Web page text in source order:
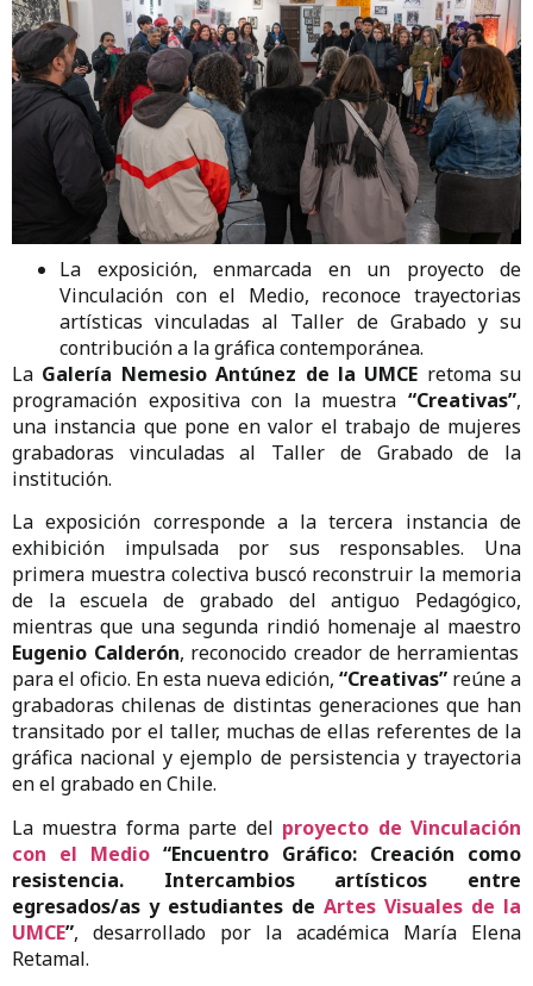
La exposición, enmarcada en un proyecto de
Vinculación con el Medio, reconoce trayectorias
artísticas vinculadas al Taller de Grabado y su
contribución a la gráfica contemporánea.
La Galería Nemesio Antúnez de la UMCE retoma su
programación expositiva con la muestra “Creativas”,
una instancia que pone en valor el trabajo de mujeres
grabadoras vinculadas al Taller de Grabado de la
institución.
La exposición corresponde a la tercera instancia de
exhibición impulsada por sus responsables. Una
primera muestra colectiva buscó reconstruir la memoria
de la escuela de grabado del antiguo Pedagógico,
mientras que una segunda rindió homenaje al maestro
Eugenio Calderón, reconocido creador de herramientas
para el oficio. En esta nueva edición, “Creativas” reúne a
grabadoras chilenas de distintas generaciones que han
transitado por el taller, muchas de ellas referentes de la
gráfica nacional y ejemplo de persistencia y trayectoria
en el grabado en Chile.
La muestra forma parte del proyecto de Vinculación
con el Medio “Encuentro Gráfico: Creación como
resistencia. Intercambios artísticos entre
egresados/as y estudiantes de Artes Visuales de la
UMCE”, desarrollado por la académica María Elena
Retamal.